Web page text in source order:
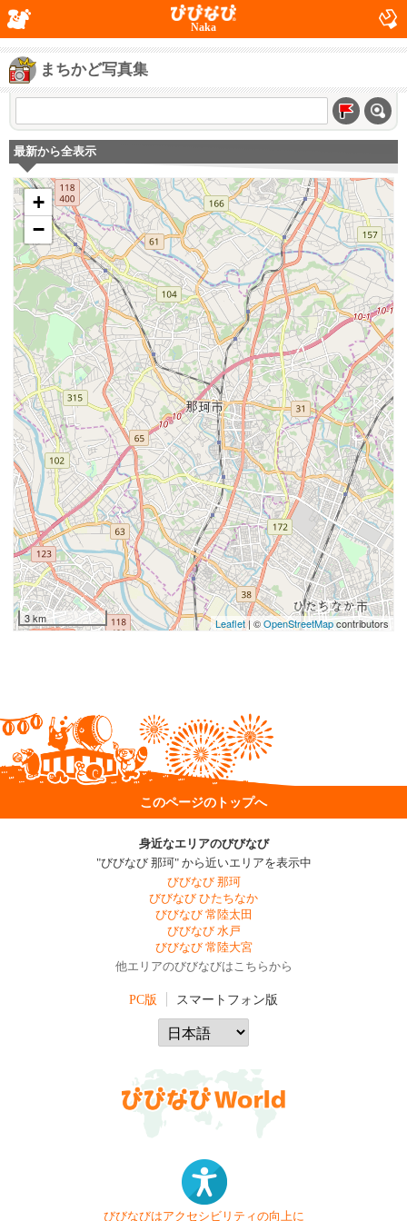
Naka
まちかど写真集
最新から全表示
+
−
3 km Leaflet| ©OpenStreetMapcontributors
このページのトップへ
身近なエリアのびびなび
"びびなび 那珂" から近いエリアを表示中
びびなび 那珂
びびなび ひたちなか
びびなび 常陸太田
びびなび 水戸
びびなび 常陸大宮
他エリアのびびなびはこちらから
PC版 スマートフォン版
びびなびはアクセシビリティの向上に